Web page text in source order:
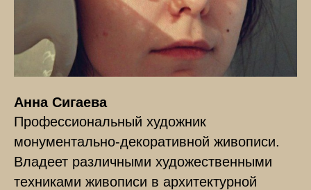
Анна Сигаева
Профессиональный художник
монументально-декоративной живописи.
Владеет различными художественными
техниками живописи в архитектурной